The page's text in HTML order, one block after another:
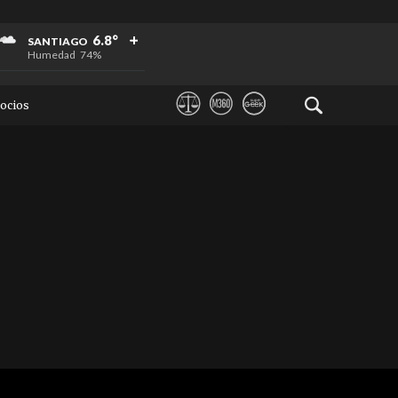
SANTIAGO 6.8°
Humedad 74%
+
+
+